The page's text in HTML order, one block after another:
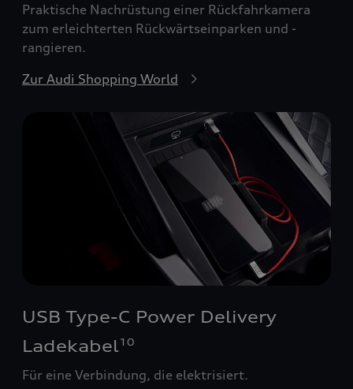
Praktische Nachrüstung einer Rückfahrkamera
zum erleichterten Rückwärtseinparken und -
rangieren.
Zur Audi Shopping World
USB Type-C Power Delivery
Ladekabel10
Für eine Verbindung, die elektrisiert.